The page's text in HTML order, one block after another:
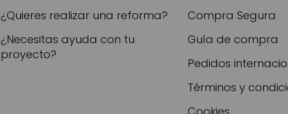
¿Quieres realizar una reforma?
¿Necesitas ayuda con tu
proyecto?
Compra Segura
Guía de compra
Pedidos
Términos y